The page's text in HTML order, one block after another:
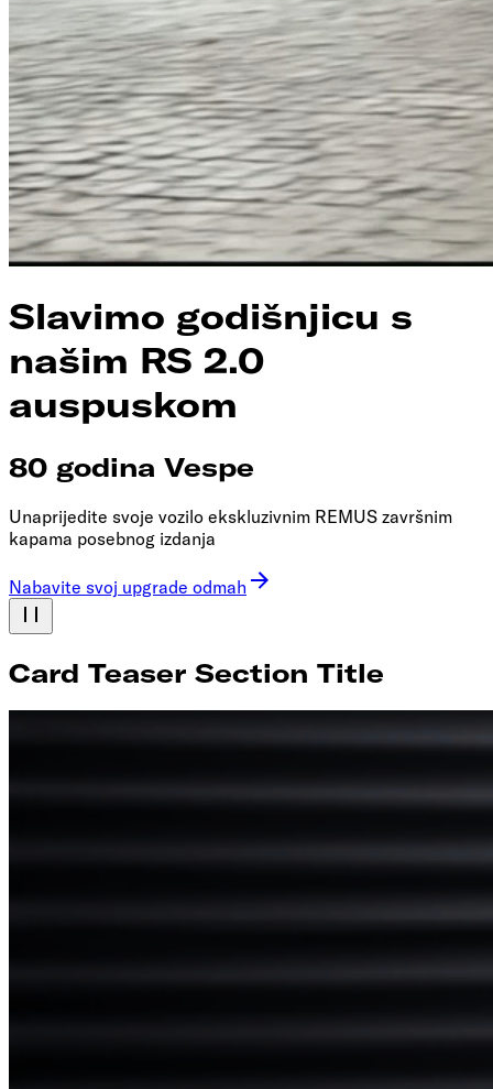
Slavimo godišnjicu s
našim RS 2.0
auspuskom
80 godina Vespe
Unaprijedite svoje vozilo ekskluzivnim REMUS završnim
kapama posebnog izdanja
Nabavite svoj upgrade odmah
Card Teaser Section Title